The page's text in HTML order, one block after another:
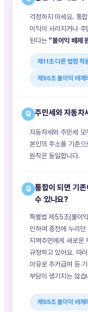
걱정하지 마세요. 통
이익이 사라지거나
된다는“불이익 배제
제11조 다른 법령 적
제55조 불이익 배제
Q 주민세와 자동차
자동차세와 주민세
본인의 주소를 기준
원칙은 동일합니다.
Q 통합이 되면 기
수 있나요?
특별법 제55조(불이
인하여 종전에 누리
지역주민에게 새로운
규정하고 있어요. 따
이유로 주거급여 등
부담이 생기지는 않습
제55조 불이익 배제